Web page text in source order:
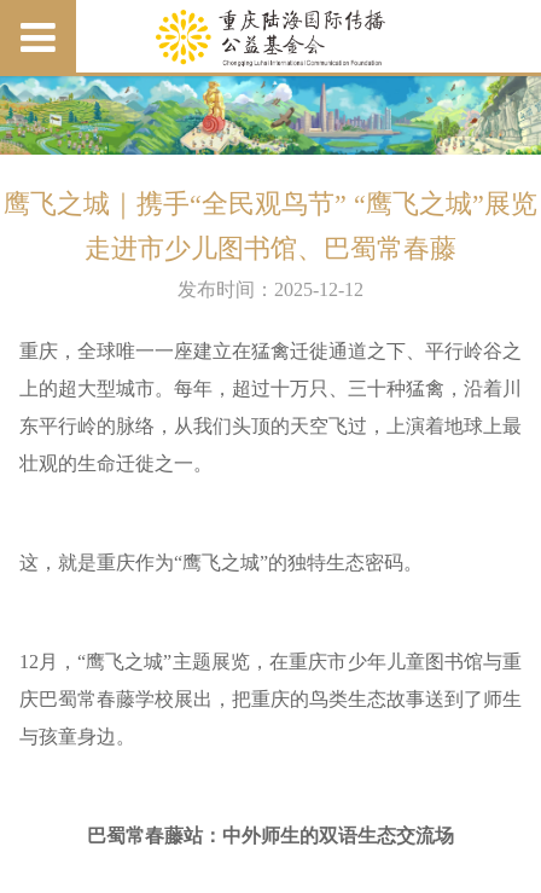
鹰飞之城｜携手“全民观鸟节” “鹰飞之城”展览
走进市少儿图书馆、巴蜀常春藤
发布时间：2025-12-12
重庆，全球唯一一座建立在猛禽迁徙通道之下、平行岭谷之
上的超大型城市。每年，超过十万只、三十种猛禽，沿着川
东平行岭的脉络，从我们头顶的天空飞过，上演着地球上最
壮观的生命迁徙之一。
这，就是重庆作为“鹰飞之城”的独特生态密码。
12月，“鹰飞之城”主题展览，在重庆市少年儿童图书馆与重
庆巴蜀常春藤学校展出，把重庆的鸟类生态故事送到了师生
与孩童身边。
巴蜀常春藤站：中外师生的双语生态交流场